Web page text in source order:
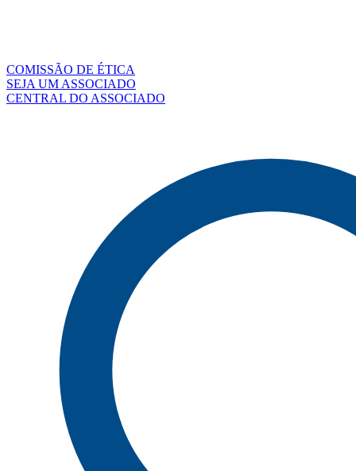
COMISSÃO DE ÉTICA
SEJA UM ASSOCIADO
CENTRAL DO ASSOCIADO